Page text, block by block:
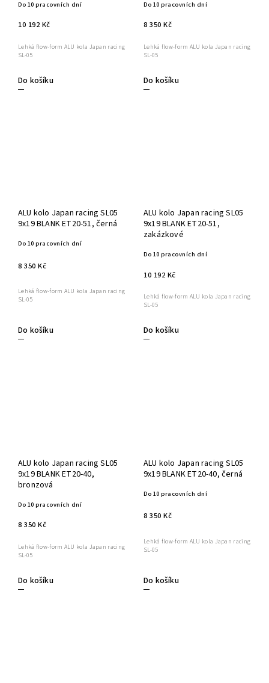
Do 10 pracovních dní
10 192 Kč
Do košíku
Lehká flow-form ALU kola Japan racing
SL-05
Do 10 pracovních dní
8 350 Kč
Do košíku
Lehká flow-form ALU kola Japan racing
SL-05
ALU kolo Japan racing SL05
9x19 BLANK ET20-51, černá
Do 10 pracovních dní
8 350 Kč
Do košíku
Lehká flow-form ALU kola Japan racing
SL-05
ALU kolo Japan racing SL05
9x19 BLANK ET20-51,
zakázkové
Do 10 pracovních dní
10 192 Kč
Do košíku
Lehká flow-form ALU kola Japan racing
SL-05
ALU kolo Japan racing SL05
9x19 BLANK ET20-40,
bronzová
Do 10 pracovních dní
8 350 Kč
Do košíku
Lehká flow-form ALU kola Japan racing
SL-05
ALU kolo Japan racing SL05
9x19 BLANK ET20-40, černá
Do 10 pracovních dní
8 350 Kč
Do košíku
Lehká flow-form ALU kola Japan racing
SL-05